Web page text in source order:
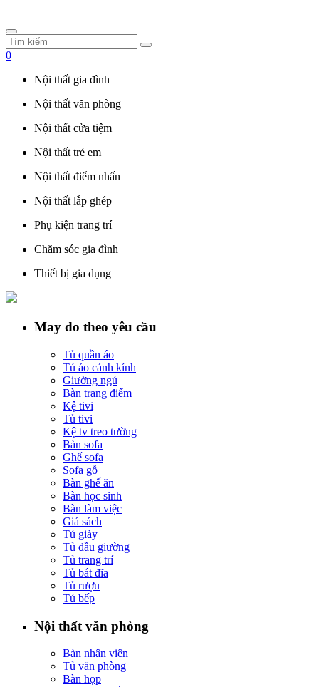
0
Nội thất gia đình
Nội thất văn phòng
Nội thất cửa tiệm
Nội thất trẻ em
Nội thất điểm nhấn
Nội thất lắp ghép
Phụ kiện trang trí
Chăm sóc gia đình
Thiết bị gia dụng
May đo theo yêu cầu
Tủ quần áo
Tú áo cánh kính
Giường ngủ
Bàn trang điểm
Kệ tivi
Tủ tivi
Kệ tv treo tường
Bàn sofa
Ghế sofa
Sofa gỗ
Bàn ghế ăn
Bàn học sinh
Bàn làm việc
Giá sách
Tủ giày
Tủ đầu giường
Tủ trang trí
Tủ bát đĩa
Tủ rượu
Tủ bếp
Nội thất văn phòng
Bàn nhân viên
Tủ văn phòng
Bàn họp